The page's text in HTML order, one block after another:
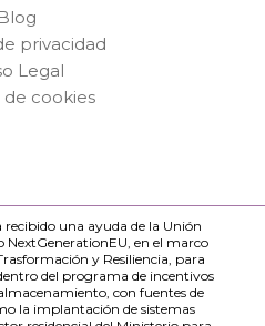
Blog
privacidad
Legal
de cookies
recibido una ayuda de la Unión
NextGenerationEU, en el marco
y Resiliencia, para
del programa de incentivos
con fuentes de
la implantación de sistemas